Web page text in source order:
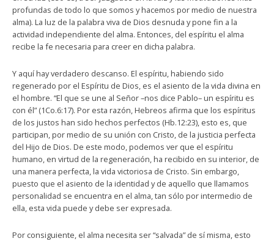
profundas de todo lo que somos y hacemos por medio de nuestra
alma). La luz de la palabra viva de Dios desnuda y pone fin a la
actividad independiente del alma. Entonces, del espíritu el alma
recibe la fe necesaria para creer en dicha palabra.
Y aquí hay verdadero descanso. El espíritu, habiendo sido
regenerado por el Espíritu de Dios, es el asiento de la vida divina en
el hombre. “El que se une al Señor –nos dice Pablo– un espíritu es
con él” (1Co.6:17). Por esta razón, Hebreos afirma que los espíritus
de los justos han sido hechos perfectos (Hb.12:23), esto es, que
participan, por medio de su unión con Cristo, de la justicia perfecta
del Hijo de Dios. De este modo, podemos ver que el espíritu
humano, en virtud de la regeneración, ha recibido en su interior, de
una manera perfecta, la vida victoriosa de Cristo. Sin embargo,
puesto que el asiento de la identidad y de aquello que llamamos
personalidad se encuentra en el alma, tan sólo por intermedio de
ella, esta vida puede y debe ser expresada.
Por consiguiente, el alma necesita ser “salvada” de sí misma, esto